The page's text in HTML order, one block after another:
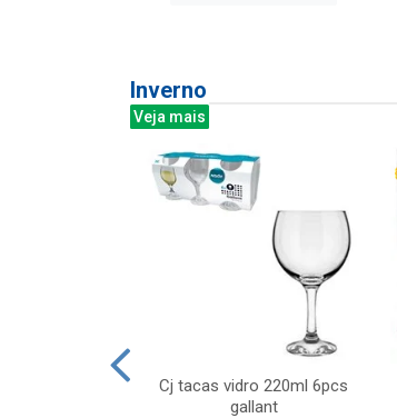
Inverno
Veja mais
Cj tacas vidro 220ml 6pcs
gallant